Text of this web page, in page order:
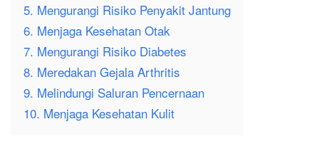
5. Mengurangi Risiko Penyakit Jantung
6. Menjaga Kesehatan Otak
7. Mengurangi Risiko Diabetes
8. Meredakan Gejala Arthritis
9. Melindungi Saluran Pencernaan
10. Menjaga Kesehatan Kulit